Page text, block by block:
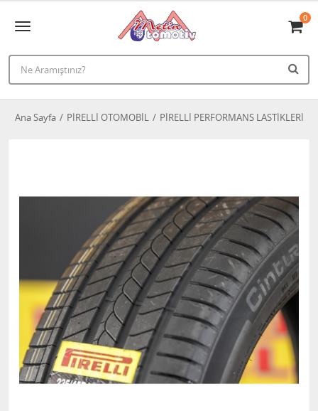
0
Ana Sayfa PİRELLİ OTOMOBİL PİRELLİ PERFORMANS LASTİKLERİ